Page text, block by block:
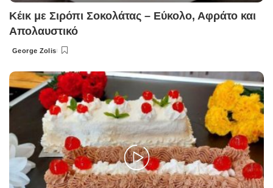
Κέικ με Σιρόπι Σοκολάτας – Εύκολο, Αφράτο και
Απολαυστικό
Posted
George Zolis